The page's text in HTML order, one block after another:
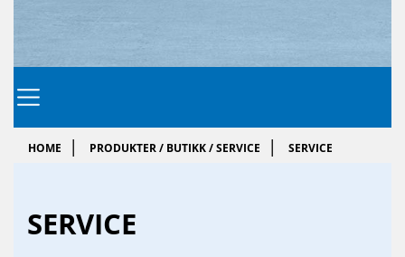
HOME PRODUKTER / BUTIKK / SERVICE SERVICE
SER­VICE